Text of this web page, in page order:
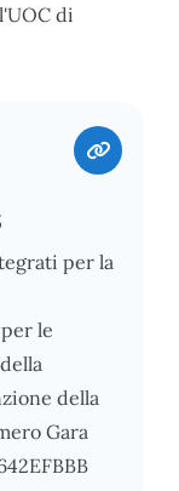
di
per la
le
della
Gara